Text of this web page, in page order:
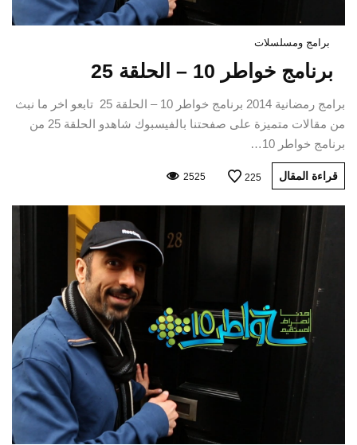
برامج ومسلسلات
برنامج خواطر 10 – الحلقة 25
برامج رمضانية 2014 برنامج خواطر 10 – الحلقة 25 تابعو اخر ما نبث
من مقالات متميزة على صفحتنا بالفيسبوك شاهدو الحلقة 25 من
برنامج خواطر 10…
قراءة المقال 225
2525